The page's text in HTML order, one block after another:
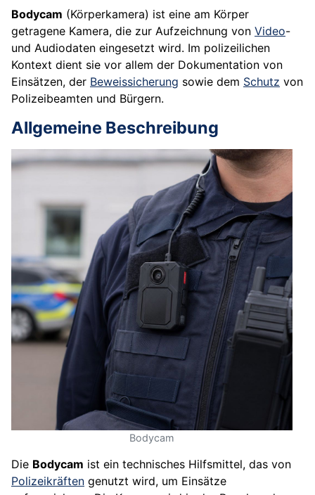
Bodycam (Körperkamera) ist eine am Körper
getragene Kamera, die zur Aufzeichnung von Video-
und Audiodaten eingesetzt wird. Im polizeilichen
Kontext dient sie vor allem der Dokumentation von
Einsätzen, der Beweissicherung sowie dem Schutz von
Polizeibeamten und Bürgern.
Allgemeine Beschreibung
Bodycam
Die Bodycam ist ein technisches Hilfsmittel, das von
Polizeikräften genutzt wird, um Einsätze